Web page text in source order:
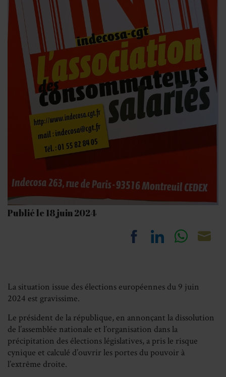
Publié le 18 juin 2024
Facebook
LinkedIn
La situation issue des élections européennes du 9 juin
2024 est gravissime.
Le président de la république, en annonçant la dissolution
de l’assemblée nationale et l’organisation dans la
précipitation des élections législatives, a pris le risque
cynique et calculé d’ouvrir les portes du pouvoir à
l’extrême droite.